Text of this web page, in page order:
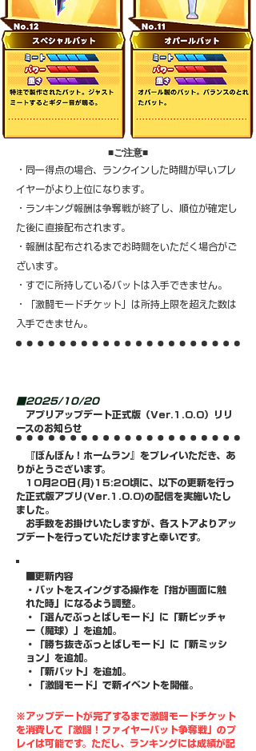
​■ご注意■
・同一得点の場合、ランクインした時間が早いプレ
イヤーがより上位になります。
・ランキング報酬は争奪戦が終了し、順位が確定し
た後に直接配布されます。
・報酬は配布されるまでお時間をいただく場合がご
ざいます。
・すでに所持しているバットは入手できません。
・「激闘モードチケット」は所持上限を超えた数は
入手できません。
■2025/10/20
アプリアップデート正式版（Ver.1.0.0）リリ
ースのお知らせ
『ぼんぼん！ホームラン』をプレイいただき、あ
りがとうございます。
10月20日(月)15:20頃に、以下の更新を行っ
た正式版アプリ(Ver.1.0.0)の配信を実施いたし
ました。
お手数をお掛けいたしますが、各ストアよりアッ
プデートを行っていただけますと幸いです。
■更新内容
・バットをスイングする操作を「指が画面に触
れた時」になるよう調整。
・「選んでぶっとばしモード」に「新ピッチャ
ー（魔球）」を追加。
​・「勝ち抜きぶっとばしモード」に「新ミッシ
ョン」を追加。
・「新バット」を追加。
​・「激闘モード」で新イベントを開催。
※アップデートが完了するまで激闘モードチケット
を消費して「激闘！ファイヤーバット争奪戦」のプ
レイは可能です。ただし、ランキングには成績が記